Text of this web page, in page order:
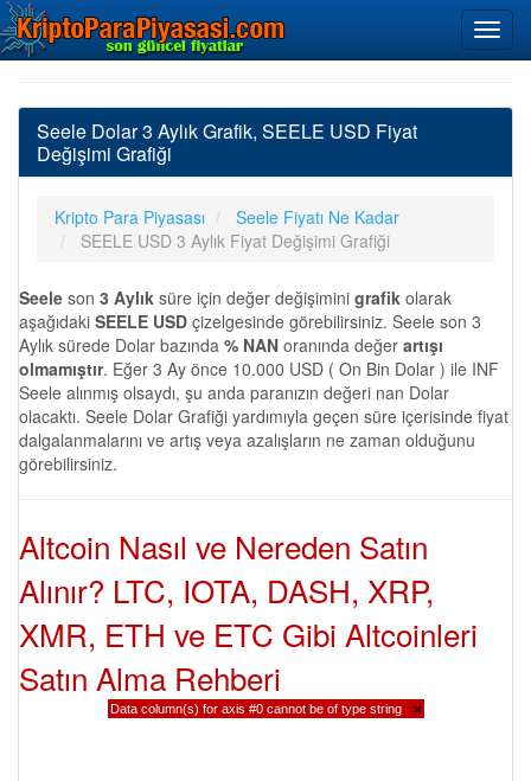
Seele Dolar 3 Aylık Grafik, SEELE USD Fiyat
Değişimi Grafiği
Kripto Para Piyasası
Seele Fiyatı Ne Kadar
SEELE USD 3 Aylık Fiyat Değişimi Grafiği
Seele son 3 Aylık süre için değer değişimini grafik olarak
aşağıdaki SEELE USD çizelgesinde görebilirsiniz. Seele son 3
Aylık sürede Dolar bazında % NAN oranında değer artışı
olmamıştır. Eğer 3 Ay önce 10.000 USD ( On Bin Dolar ) ile INF
Seele alınmış olsaydı, şu anda paranızın değeri nan Dolar
olacaktı. Seele Dolar Grafiği yardımıyla geçen süre içerisinde fiyat
dalgalanmalarını ve artış veya azalışların ne zaman olduğunu
görebilirsiniz.
Altcoin Nasıl ve Nereden Satın
Alınır? LTC, IOTA, DASH, XRP,
XMR, ETH ve ETC Gibi Altcoinleri
Satın Alma Rehberi
Data column(s) for axis #0 cannot be of type string ×